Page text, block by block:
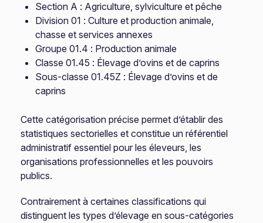
Section A : Agriculture, sylviculture et pêche
Division 01 : Culture et production animale,
chasse et services annexes
Groupe 01.4 : Production animale
Classe 01.45 : Élevage d’ovins et de caprins
Sous-classe 01.45Z : Élevage d’ovins et de
caprins
Cette catégorisation précise permet d’établir des
statistiques sectorielles et constitue un référentiel
administratif essentiel pour les éleveurs, les
organisations professionnelles et les pouvoirs
publics.
Contrairement à certaines classifications qui
distinguent les types d’élevage en sous-catégories